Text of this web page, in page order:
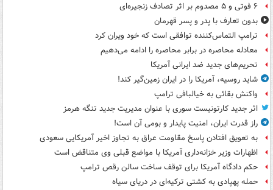
۶ فوتی و ۵ مصدوم بر اثر تصادف زنجیره‌ای
بدون تعارف با پدر و پسر قهرمان
ترامپ التماس‌کننده توافقی است که خود ویران کرد
معادله محاصره در برابر محاصره را ادامه می‌دهیم
تحریم‌های جدید ضد ایرانی آمریکا
شاید روسیه، آمریکا را در ایران زمین‌گیر کند!
واکنش بقائی به خیالبافی ترامپ
اثر جدید کارتونیست سوری با عنوان مدیریت جدید تنگه هرمز
راز قدرت ایران، امنیت پایدار و بومی آن است!
به تعویق افتادن پاسخ مقاومت عراق به تجاوز اخیر آمریکایی سعودی
اظهارات وزیر خزانه‌داری آمریکا با مواضع قبلی وی متناقض است
حکم دادگاه آمریکا برای توقف ساخت سالن رقص ترامپ
حمله پهپادی به کشتی ترکیه‌ای در دریای سیاه